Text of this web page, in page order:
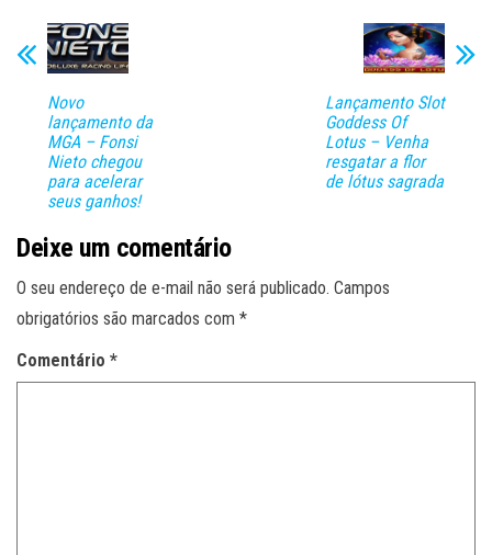
Novo
lançamento da
MGA – Fonsi
Nieto chegou
para acelerar
seus ganhos!
Lançamento Slot
Goddess Of
Lotus – Venha
resgatar a flor
de lótus sagrada
Deixe um comentário
O seu endereço de e-mail não será publicado. Campos
obrigatórios são marcados com *
Comentário *